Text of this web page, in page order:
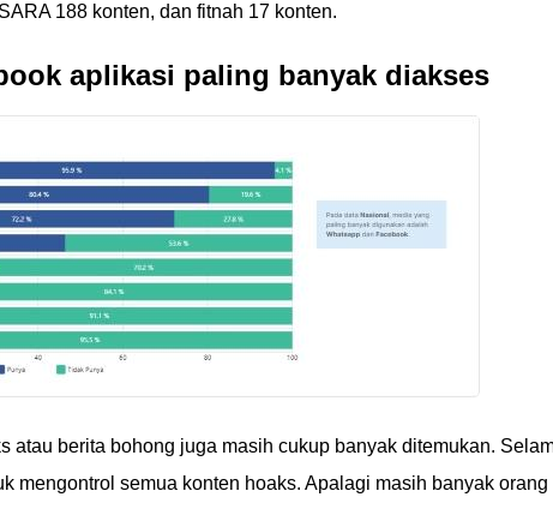
188 konten, dan fitnah 17 konten.
aplikasi paling banyak diakses
atau berita bohong juga masih cukup banyak ditemukan.
mengontrol semua konten hoaks. Apalagi masih banyak orang